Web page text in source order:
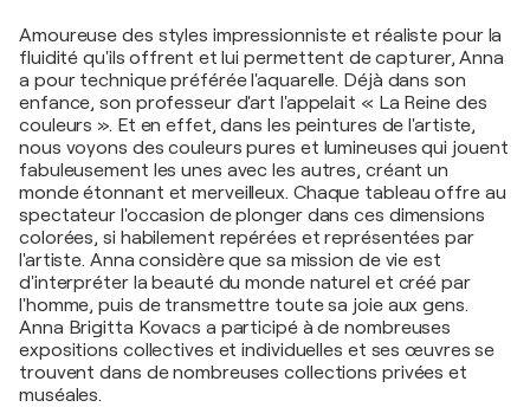
Amoureuse des styles impressionniste et réaliste pour la
fluidité qu'ils offrent et lui permettent de capturer, Anna
a pour technique préférée l'aquarelle. Déjà dans son
enfance, son professeur d'art l'appelait « La Reine des
couleurs ». Et en effet, dans les peintures de l'artiste,
nous voyons des couleurs pures et lumineuses qui jouent
fabuleusement les unes avec les autres, créant un
monde étonnant et merveilleux. Chaque tableau offre au
spectateur l'occasion de plonger dans ces dimensions
colorées, si habilement repérées et représentées par
l'artiste. Anna considère que sa mission de vie est
d'interpréter la beauté du monde naturel et créé par
l'homme, puis de transmettre toute sa joie aux gens.
Anna Brigitta Kovacs a participé à de nombreuses
expositions collectives et individuelles et ses œuvres se
trouvent dans de nombreuses collections privées et
muséales.